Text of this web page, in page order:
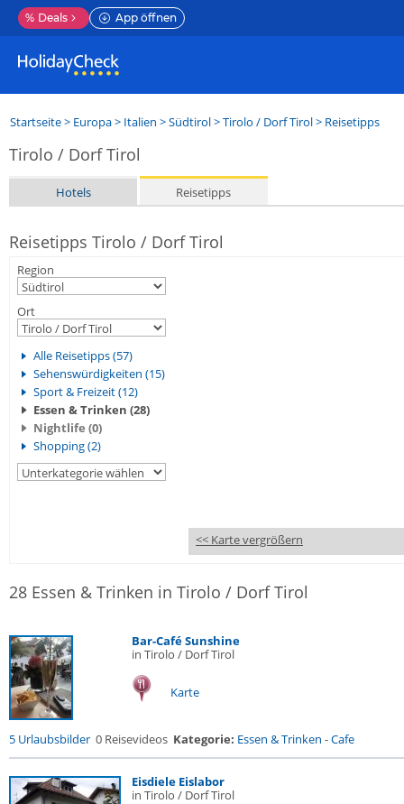
% Deals App öffnen
Startseite> Europa> Italien >Südtirol>Tirolo / Dorf Tirol> Reisetipps
Tirolo / Dorf Tirol
Hotels Reisetipps
Reisetipps Tirolo / Dorf Tirol
Region
Ort
Alle Reisetipps (57)
Sehenswürdigkeiten (15)
Sport & Freizeit (12)
Essen & Trinken (28)
Nightlife (0)
Shopping (2)
<< Karte vergrößern
28 Essen & Trinken in Tirolo / Dorf Tirol
Bar-Café Sunshine
in Tirolo / Dorf Tirol
Karte
5 Urlaubsbilder 0 Reisevideos Kategorie: Essen & Trinken -Cafe
Eisdiele Eislabor
in Tirolo / Dorf Tirol